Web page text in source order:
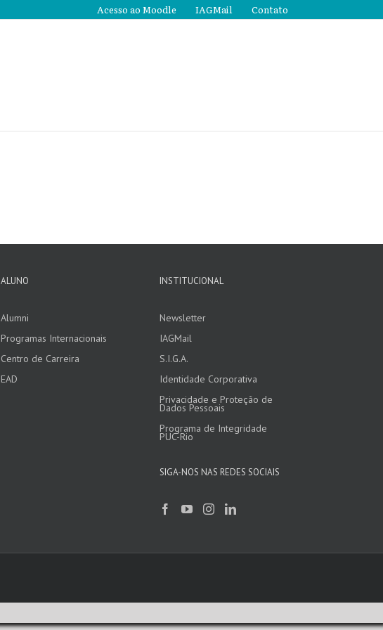
Acesso ao Moodle IAGMail Contato
ALUNO
Alumni
Programas Internacionais
Centro de Carreira
EAD
INSTITUCIONAL
Newsletter
IAGMail
S.I.G.A.
Identidade Corporativa
Privacidade e Proteção de
Dados Pessoais
Programa de Integridade
PUC-Rio
SIGA-NOS NAS REDES SOCIAIS